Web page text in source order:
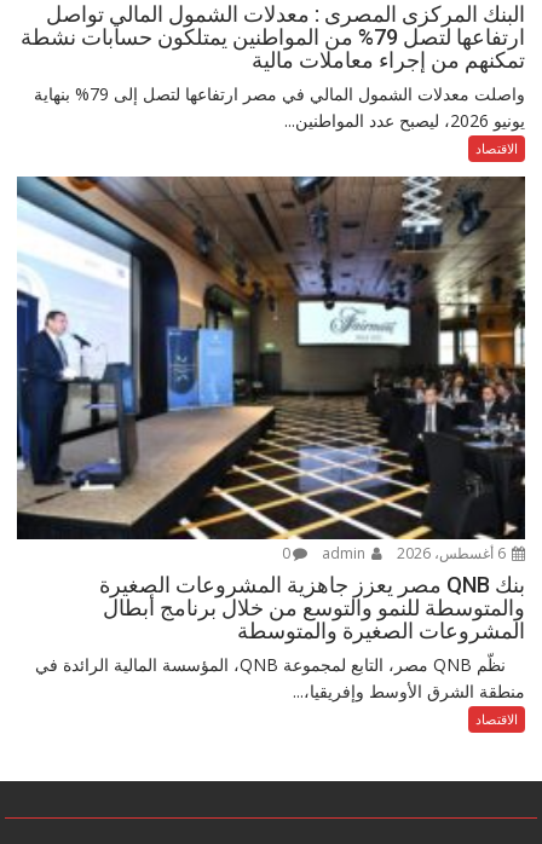
البنك المركزى المصرى : معدلات الشمول المالي تواصل
ارتفاعها لتصل 79% من المواطنين يمتلكون حسابات نشطة
تمكنهم من إجراء معاملات مالية
واصلت معدلات الشمول المالي في مصر ارتفاعها لتصل إلى 79% بنهاية
يونيو 2026، ليصبح عدد المواطنين...
الاقتصاد
6 أغسطس، 2026 0
بنك QNB مصر يعزز جاهزية المشروعات الصغيرة
والمتوسطة للنمو والتوسع من خلال برنامج أبطال
المشروعات الصغيرة والمتوسطة
نظّم QNB مصر، التابع لمجموعة QNB، المؤسسة المالية الرائدة في
منطقة الشرق الأوسط وإفريقيا،...
الاقتصاد